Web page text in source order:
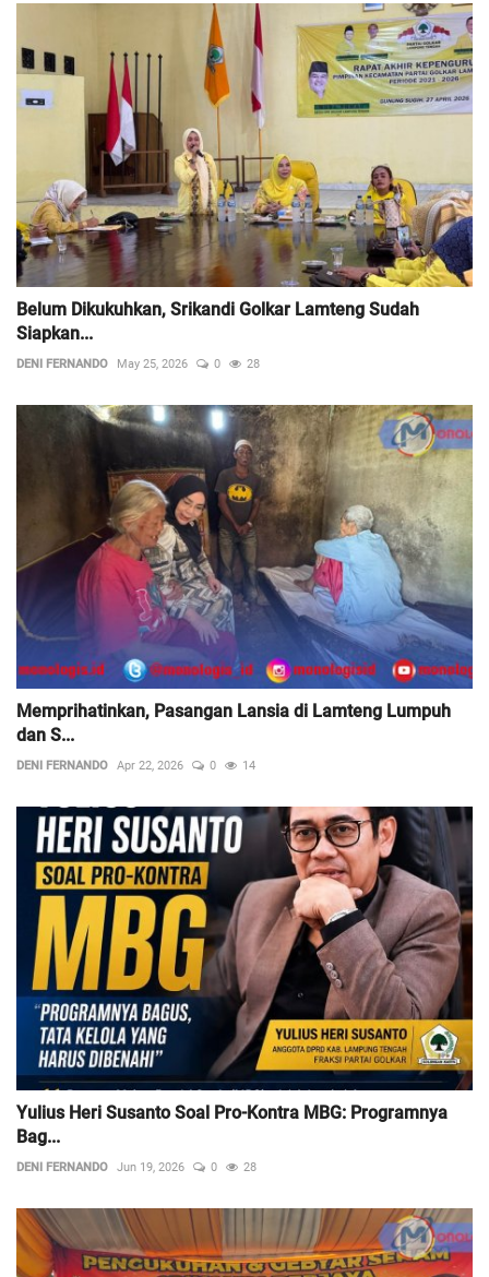
Belum Dikukuhkan, Srikandi Golkar Lamteng Sudah
Siapkan...
DENI FERNANDO May 25, 2026 0 28
Memprihatinkan, Pasangan Lansia di Lamteng Lumpuh
dan S...
DENI FERNANDO Apr 22, 2026 0 14
Yulius Heri Susanto Soal Pro-Kontra MBG: Programnya
Bag...
DENI FERNANDO Jun 19, 2026 0 28